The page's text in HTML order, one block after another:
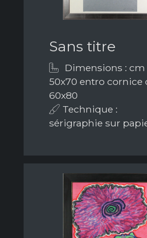
Sans titre
Dimensions : cm
50x70 entro cornice
60x80
Technique :
sérigraphie sur